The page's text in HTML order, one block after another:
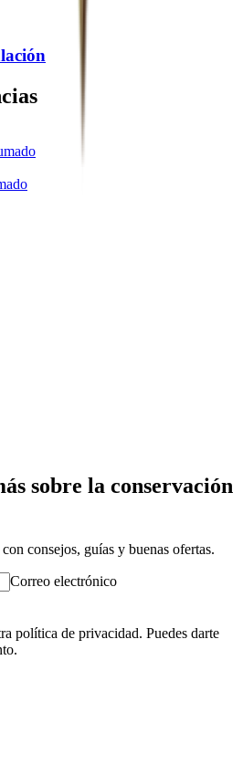
sobre la conservación
consejos, guías y buenas ofertas.
Correo electrónico
política de privacidad. Puedes darte